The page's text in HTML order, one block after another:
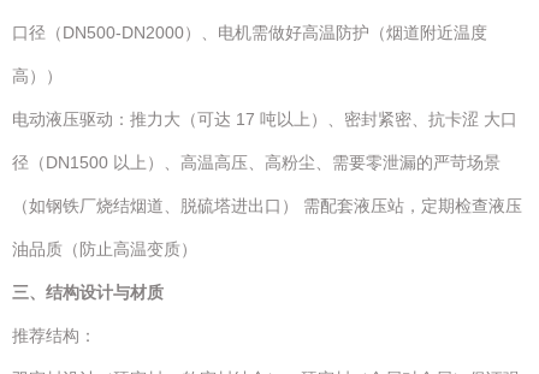
口径（DN500-DN2000）、电机需做好高温防护（烟道附近温度
高））
电动液压驱动：推力大（可达 17 吨以上）、密封紧密、抗卡涩 大口
径（DN1500 以上）、高温高压、高粉尘、需要零泄漏的严苛场景
（如钢铁厂烧结烟道、脱硫塔进出口） 需配套液压站，定期检查液压
油品质（防止高温变质）
三、结构设计与材质
推荐结构：